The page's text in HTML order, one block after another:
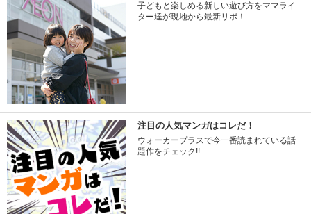
子どもと楽しめる新しい遊び方をママライ
ター達が現地から最新リポ！
注目の人気マンガはコレだ！
ウォーカープラスで今一番読まれている話
題作をチェック!!